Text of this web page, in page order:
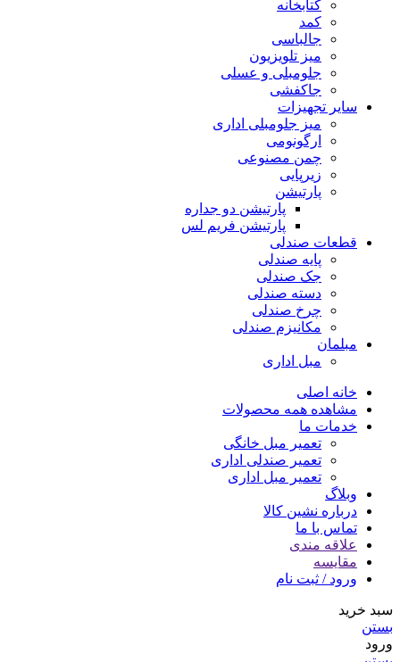
کتابخانه
کمد
جالباسی
میز تلویزیون
جلومبلی و عسلی
جاکفشی
سایر تجهیزات
میز جلومبلی اداری
ارگونومی
چمن مصنوعی
زیرپایی
پارتیشن
پارتیشن دو جداره
پارتیشن فریم لس
قطعات صندلی
پایه صندلی
جک صندلی
دسته صندلی
چرخ صندلی
مکانیزم صندلی
مبلمان
مبل اداری
خانه اصلی
مشاهده همه محصولات
خدمات ما
تعمیر مبل خانگی
تعمیر صندلی اداری
تعمیر مبل اداری
وبلاگ
درباره نشین کالا
تماس با ما
علاقه مندی
مقایسه
ورود / ثبت نام
سبد خرید
بستن
ورود